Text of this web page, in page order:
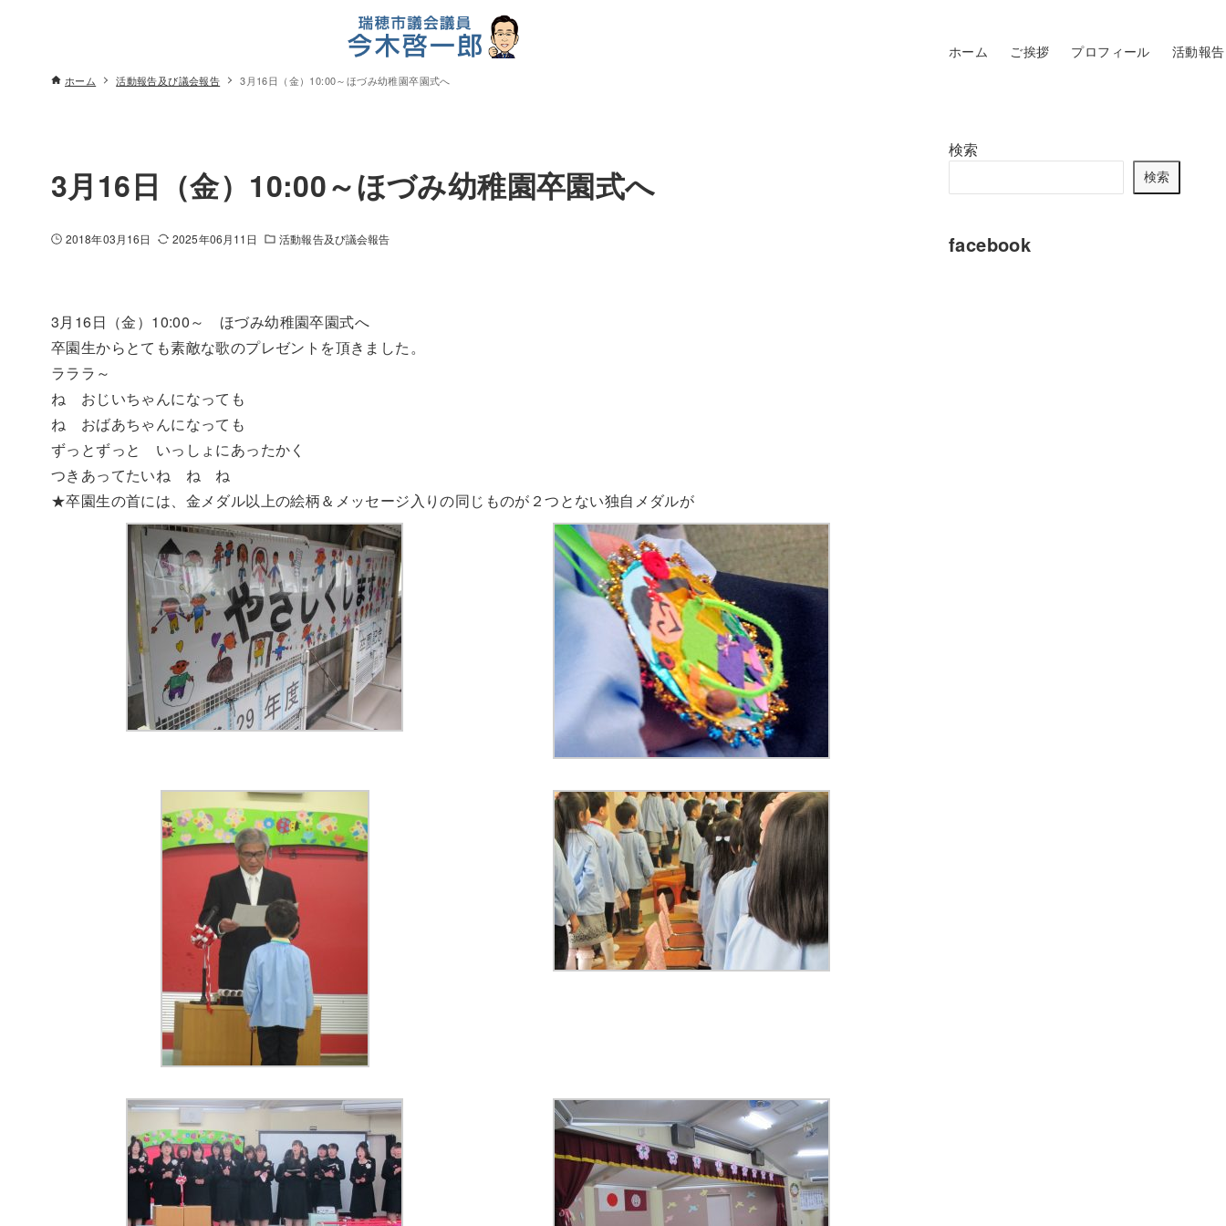
ホーム ご挨拶 プロフィール 活動報告
ホーム 活動報告及び議会報告 3月16日（金）10:00～ほづみ幼稚園卒園式へ
3月16日（金）10:00～ほづみ幼稚園卒園式へ
2018年03月16日 2025年06月11日 活動報告及び議会報告
3月16日（金）10:00～ ほづみ幼稚園卒園式へ
卒園生からとても素敵な歌のプレゼントを頂きました。
ラララ～
ね おじいちゃんになっても
ね おばあちゃんになっても
ずっとずっと いっしょにあったかく
つきあってたいね ね ね
★卒園生の首には、金メダル以上の絵柄＆メッセージ入りの同じものが２つとない独自メダルが
検索
検索
facebook